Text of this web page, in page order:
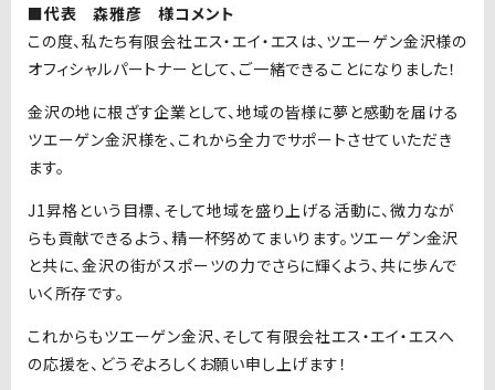
■代表 森雅彦 様コメント
この度、私たち有限会社エス・エイ・エスは、ツエーゲン金沢様の
オフィシャルパートナーとして、ご一緒できることになりました！
金沢の地に根ざす企業として、地域の皆様に夢と感動を届ける
ツエーゲン金沢様を、これから全力でサポートさせていただき
ます。
J1昇格という目標、そして地域を盛り上げる活動に、微力なが
らも貢献できるよう、精一杯努めてまいります。ツエーゲン金沢
と共に、金沢の街がスポーツの力でさらに輝くよう、共に歩んで
いく所存です。
これからもツエーゲン金沢、そして有限会社エス・エイ・エスへ
の応援を、どうぞよろしくお願い申し上げます！